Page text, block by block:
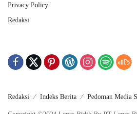
Privacy Policy
Redaksi
Redaksi Indeks Berita Pedoman Media